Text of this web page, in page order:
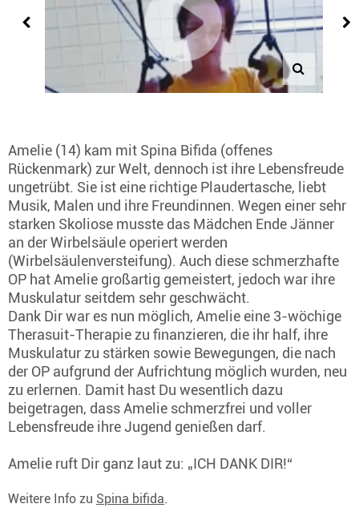
Amelie (14) kam mit Spina Bifida (offenes
Rückenmark) zur Welt, dennoch ist ihre Lebensfreude
ungetrübt. Sie ist eine richtige Plaudertasche, liebt
Musik, Malen und ihre Freundinnen. Wegen einer sehr
starken Skoliose musste das Mädchen Ende Jänner
an der Wirbelsäule operiert werden
(Wirbelsäulenversteifung). Auch diese schmerzhafte
OP hat Amelie großartig gemeistert, jedoch war ihre
Muskulatur seitdem sehr geschwächt.
Dank Dir war es nun möglich, Amelie eine 3-wöchige
Therasuit-Therapie zu finanzieren, die ihr half, ihre
Muskulatur zu stärken sowie Bewegungen, die nach
der OP aufgrund der Aufrichtung möglich wurden, neu
zu erlernen. Damit hast Du wesentlich dazu
beigetragen, dass Amelie schmerzfrei und voller
Lebensfreude ihre Jugend genießen darf.
Amelie ruft Dir ganz laut zu: „ICH DANK DIR!“
Weitere Info zu Spina bifida.